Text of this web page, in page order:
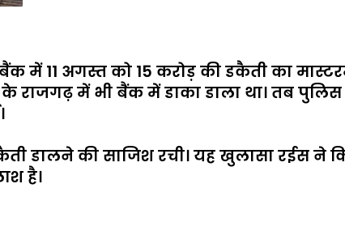
11 अगस्त को 15 करोड़ की डकैती का
राजगढ़ में भी बैंक में डाका डाला था। तब
डालने की साजिश रची। यह खुलासा रईस ने
है।